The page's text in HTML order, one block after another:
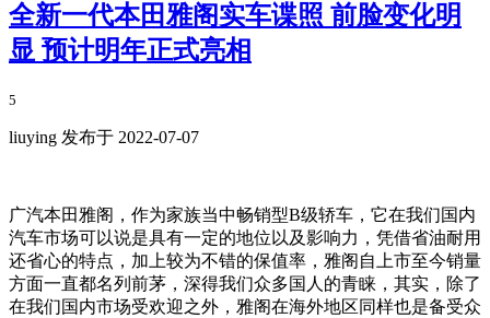
全新一代本田雅阁实车谍照 前脸变化明
显 预计明年正式亮相
5
liuying 发布于 2022-07-07
广汽本田雅阁，作为家族当中畅销型B级轿车，它在我们国内
汽车市场可以说是具有一定的地位以及影响力，凭借省油耐用
还省心的特点，加上较为不错的保值率，雅阁自上市至今销量
方面一直都名列前茅，深得我们众多国人的青睐，其实，除了
在我们国内市场受欢迎之外，雅阁在海外地区同样也是备受众